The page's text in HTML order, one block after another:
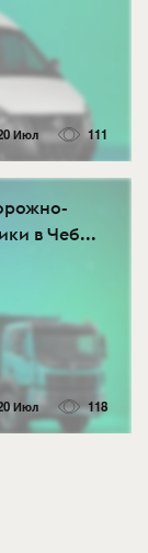
Июл 111
в Чеб...
Июл 118